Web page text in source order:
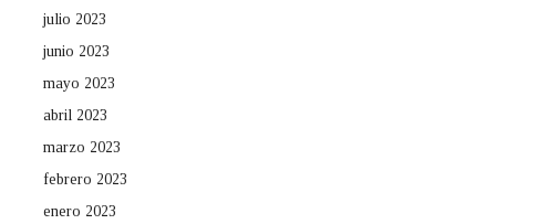
julio 2023
junio 2023
mayo 2023
abril 2023
marzo 2023
febrero 2023
enero 2023